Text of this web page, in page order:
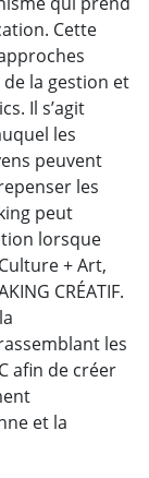
Cette
la gestion et
Il s’agit
les
peuvent
les
peut
lorsque
+ Art,
CRÉATIF.
les
afin de créer
et la